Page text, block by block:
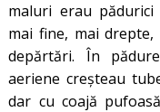
maluri erau pădurici
mai fine, mai
depărtări. În
aeriene creșteau
dar cu coajă